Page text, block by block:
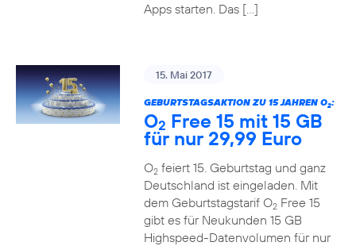
Apps starten. Das […]
15. Mai 2017
GEBURTSTAGSAKTION ZU 15 JAHREN O2:
O2 Free 15 mit 15 GB
für nur 29,99 Euro
O2feiert 15. Geburtstag und ganz
Deutschland ist eingeladen. Mit
dem Geburtstagstarif O2Free 15
gibt es für Neukunden 15 GB
Highspeed-Datenvolumen für nur